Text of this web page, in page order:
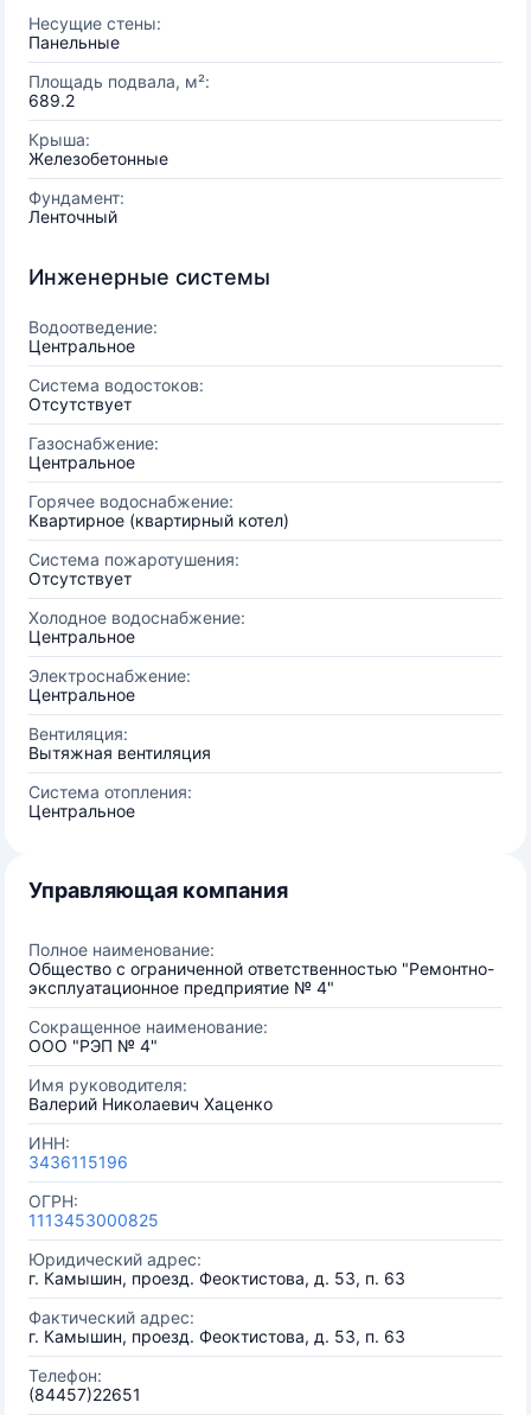
Несущие стены:
Панельные
Площадь подвала, м²:
689.2
Крыша:
Железобетонные
Фундамент:
Ленточный
Инженерные системы
Водоотведение:
Центральное
Система водостоков:
Отсутствует
Газоснабжение:
Центральное
Горячее водоснабжение:
Квартирное (квартирный котел)
Система пожаротушения:
Отсутствует
Холодное водоснабжение:
Центральное
Электроснабжение:
Центральное
Вентиляция:
Вытяжная вентиляция
Система отопления:
Центральное
Управляющая компания
Полное наименование:
Общество с ограниченной ответственностью "Ремонтно-
эксплуатационное предприятие № 4"
Сокращенное наименование:
ООО "РЭП № 4"
Имя руководителя:
Валерий Николаевич Хаценко
ИНН:
3436115196
ОГРН:
1113453000825
Юридический адрес:
г. Камышин, проезд. Феоктистова, д. 53, п. 63
Фактический адрес:
г. Камышин, проезд. Феоктистова, д. 53, п. 63
Телефон:
(84457)22651